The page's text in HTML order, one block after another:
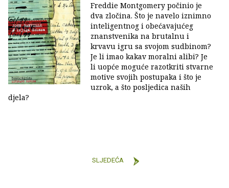
Freddie Montgomery počinio je
dva zločina. Što je navelo iznimno
inteligentnog i obećavajućeg
znanstvenika na brutalnu i
krvavu igru sa svojom sudbinom?
Je li imao kakav moralni alibi? Je
li uopće moguće razotkriti stvarne
motive svojih postupaka i što je
uzrok, a što posljedica naših
djela?
SLJEDEĆA